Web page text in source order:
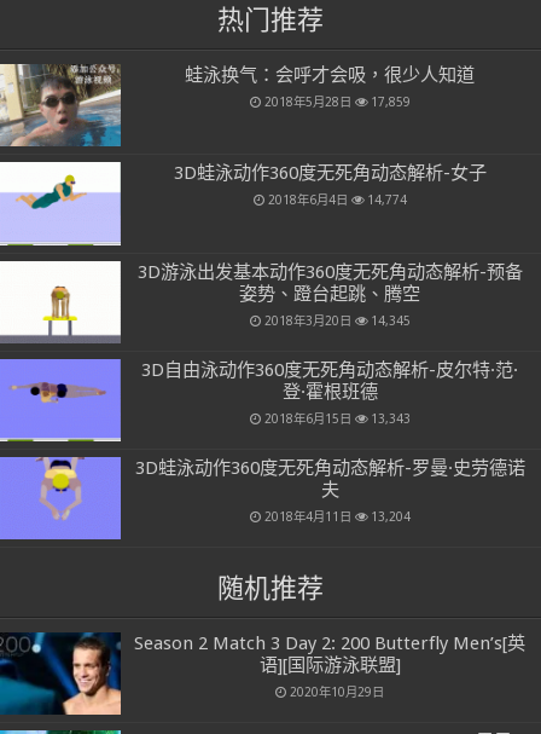
热门推荐
蛙泳换气：会呼才会吸，很少人知道
2018年5月28日 17,859
3D蛙泳动作360度无死角动态解析-女子
2018年6月4日 14,774
3D游泳出发基本动作360度无死角动态解析-预备
姿势、蹬台起跳、腾空
2018年3月20日 14,345
3D自由泳动作360度无死角动态解析-皮尔特·范·
登·霍根班德
2018年6月15日 13,343
3D蛙泳动作360度无死角动态解析-罗曼·史劳德诺
夫
2018年4月11日 13,204
随机推荐
Season 2 Match 3 Day 2: 200 Butterfly Men’s[英
语][国际游泳联盟]
2020年10月29日